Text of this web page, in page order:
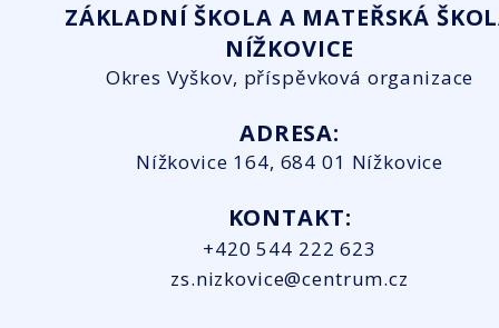
ZÁKLADNÍ ŠKOLA A MATEŘSKÁ
NÍŽKOVICE
Okres Vyškov, příspěvková organizace
ADRESA:
Nížkovice 164, 684 01 Nížkovice
KONTAKT:
+420 544 222 623
zs.nizkovice@centrum.cz